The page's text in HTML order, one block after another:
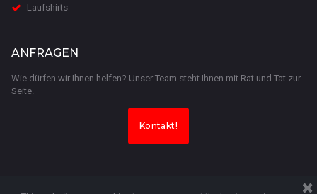
Laufshirts
ANFRAGEN
Wie dürfen wir Ihnen helfen? Unser Team steht Ihnen mit Rat und Tat zur
Seite.
Kontakt!
© 2018 Fanmaker UG